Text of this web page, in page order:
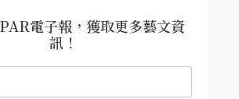
家——荀貝格（Arnold Schönber
。荀貝格因建立新音樂而備受矚
他亦擁有大量的畫作。雖然荀貝格
電子報，獲取更多藝文資
訊！